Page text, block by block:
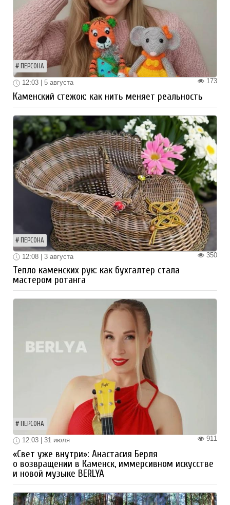
ПЕРСОНА
173
12:03 | 5 августа
Каменский стежок: как нить меняет реальность
ПЕРСОНА
350
12:08 | 3 августа
Тепло каменских рук: как бухгалтер стала
мастером ротанга
ПЕРСОНА
911
12:03 | 31 июля
«Свет уже внутри»: Анастасия Берля
о возвращении в Каменск, иммерсивном искусстве
и новой музыке BERLYA